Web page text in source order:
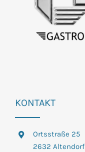
KONTAKT
Ortsstraße 25
2632 Altendorf